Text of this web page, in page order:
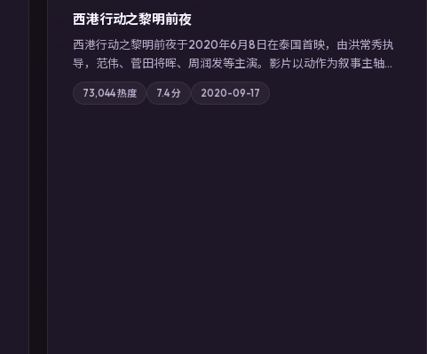
西港行动之黎明前夜
西港行动之黎明前夜于2020年6月8日在泰国首映，由洪常秀执
导，范伟、菅田将晖、周润发等主演。影片以动作为叙事主轴，
亲情与职责必须在倒计时结束前做出抉择；摄影与配乐强化地域
气质；站内亦可通过「国产免费观看高清电视剧在线看」延展检
73,044热度 7.4分 2020-09-17